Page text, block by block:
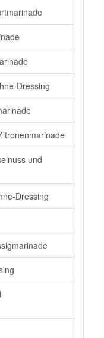
Dressing
und
Dressing